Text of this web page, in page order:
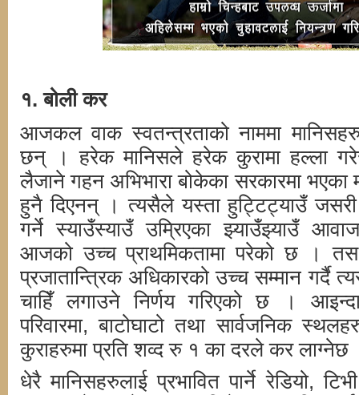
१. बोली कर
आजकल वाक स्वतन्त्रताको नाममा
छन् । हरेक मानिसले हरेक कुरामा हल्ला
लैजाने गहन अभिभारा बोकेका सरकारमा भएका
हुनै दिएनन् । त्यसैले यस्ता हुट्टिट्याउँ जसरी
गर्ने स्याउँस्याउँ उम्रिएका झ्याउँझ्याउँ
आजको उच्च प्राथमिकतामा परेको छ ।
प्रजातान्त्रिक अधिकारको उच्च सम्मान गर्दै
चाहिँ लगाउने निर्णय गरिएको छ ।
परिवारमा, बाटोघाटो तथा सार्वजनिक
कुराहरुमा प्रति शव्द रु १ का दरले कर
धेरै मानिसहरुलाई प्रभावित पार्ने रेडियो,